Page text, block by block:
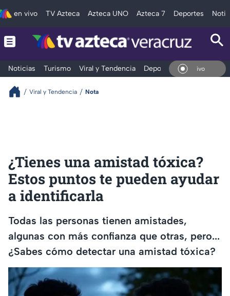
en vivo TV Azteca Azteca UNO Azteca 7 Deportes
Noticias Turismo Viral y Tendencia Deportes Espectáculos
En Vivo
Viral y Tendencia Nota
¿Tienes una amistad tóxica?
Estos puntos te pueden ayudar
a identificarla
Todas las personas tienen amistades,
algunas con más confianza que otras, pero...
¿Sabes cómo detectar una amistad tóxica?